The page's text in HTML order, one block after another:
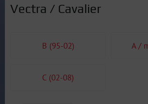
Vectra / Cavalier
B (95-02) A /
C (02-08)